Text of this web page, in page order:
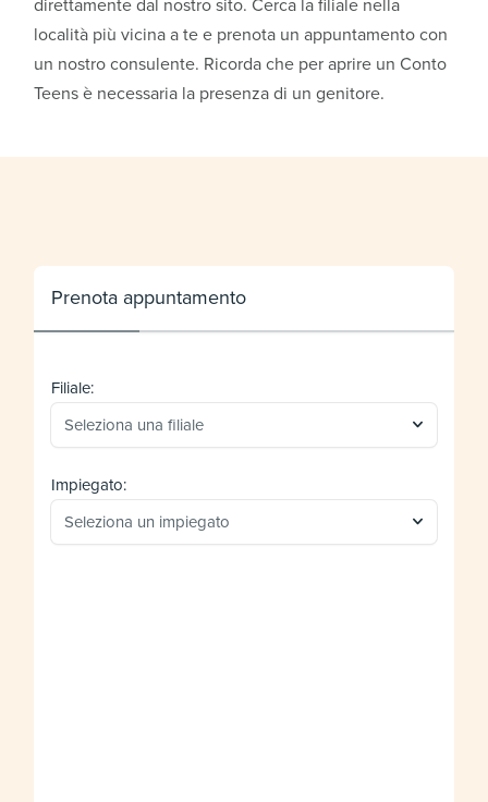
direttamente dal nostro sito. Cerca la filiale nella
località più vicina a te e prenota un appuntamento con
un nostro consulente. Ricorda che per aprire un Conto
Teens è necessaria la presenza di un genitore.
Prenota appuntamento
Filiale:
Seleziona una filiale
Impiegato:
Seleziona un impiegato